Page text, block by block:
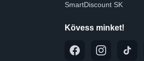
SmartDiscount SK
Kövess minket!